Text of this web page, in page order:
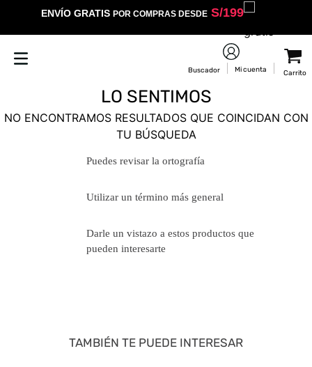
ENVÍO GRATIS POR COMPRAS DESDES/199
LO SENTIMOS
NO ENCONTRAMOS RESULTADOS QUE COINCIDAN CON
TU BÚSQUEDA
Puedes revisar la ortografía
Utilizar un término más general
Darle un vistazo a estos productos
que pueden interesarte
TAMBIÉN TE PUEDE INTERESAR